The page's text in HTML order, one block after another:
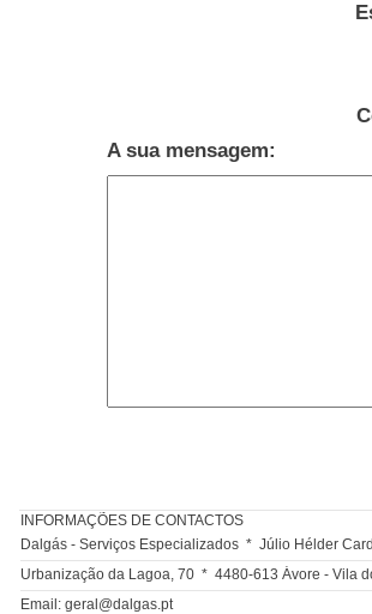
A sua mensagem:
Dalgás - Serviços Especializados * Júlio Hélder
Email: geral@dalgas.pt
Urbanização da Lagoa, 70 * 4480-613 Ávore - Vila
INFORMAÇÕES DE CONTACTOS